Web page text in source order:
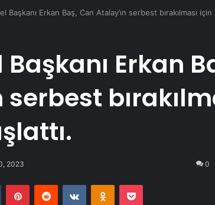
Başkanı Erkan Baş, Can Atalay’ın serbest bırakılması
Başkanı Erkan
serbest
2023 0
Tumblr PinterestReddit VKontakteOdnoklassniki
Pocket